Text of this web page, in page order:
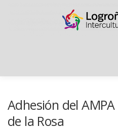
Adhesión del
de la Rosa